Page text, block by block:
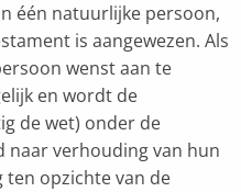
één natuurlijke persoon,
is aangewezen. Als
wenst aan te
en wordt de
de wet) onder de
naar verhouding van hun
opzichte van de